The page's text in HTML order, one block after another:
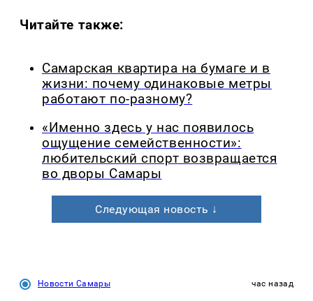
Читайте также:
Самарская квартира на бумаге и в
жизни: почему одинаковые метры
работают по-разному?
«Именно здесь у нас появилось
ощущение семейственности»:
любительский спорт возвращается
во дворы Самары
Следующая новость ↓
Новости Самары час назад